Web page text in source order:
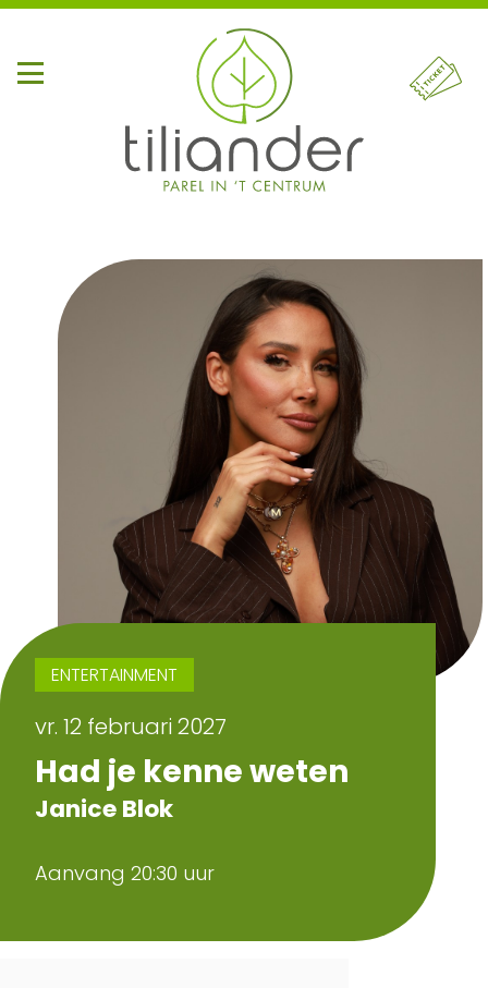
ENTERTAINMENT
vr. 12 februari 2027
Had je kenne weten
Janice Blok
Aanvang 20:30 uur